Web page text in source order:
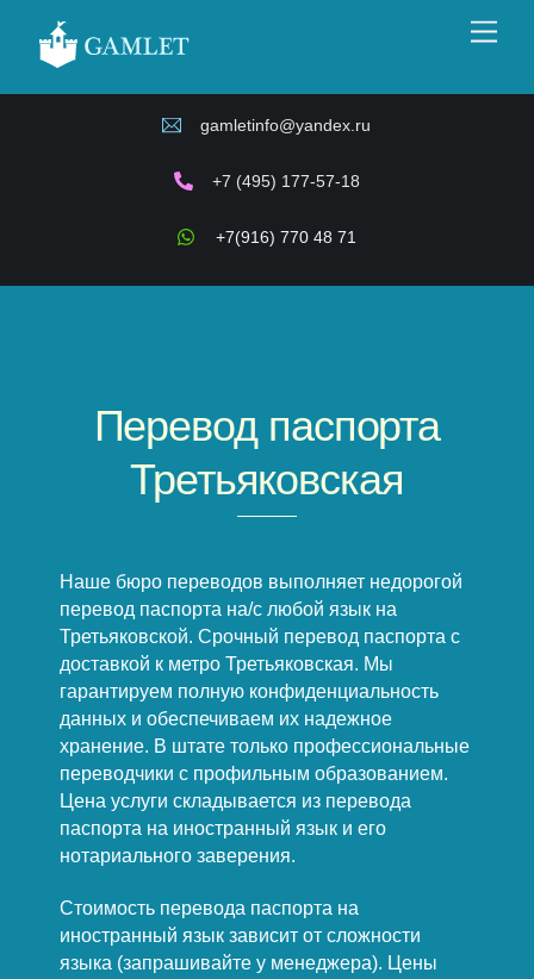
content
gamletinfo@yandex.ru
+7 (495) 177-57-18
+7(916) 770 48 71
Перевод паспорта
Третьяковская
Наше бюро переводов выполняет недорогой
перевод паспорта на/с любой язык на
Третьяковской. Срочный перевод паспорта с
доставкой к метро Третьяковская. Мы
гарантируем полную конфиденциальность
данных и обеспечиваем их надежное
хранение. В штате только профессиональные
переводчики с профильным образованием.
Цена услуги складывается из перевода
паспорта на иностранный язык и его
нотариального заверения.
Стоимость перевода паспорта на
иностранный язык зависит от сложности
языка (запрашивайте у менеджера). Цены